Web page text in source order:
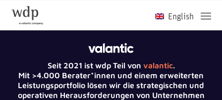
Seit 2021 ist wdp Teil von valantic.
Mit >4.000 Berater*innen und einem erweiterten
Leistungsportfolio lösen wir die strategischen und
operativen Herausforderungen von Unternehmen